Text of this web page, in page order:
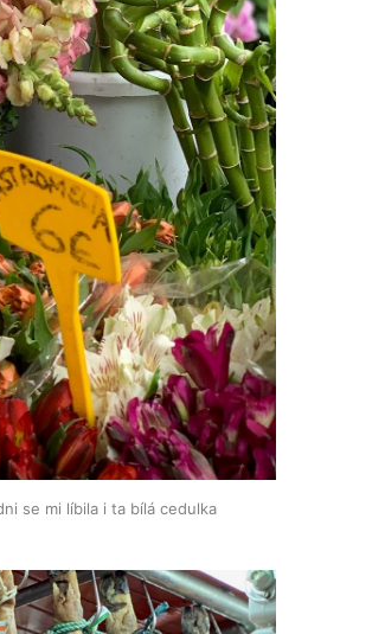
se mi líbila i ta bílá cedulka